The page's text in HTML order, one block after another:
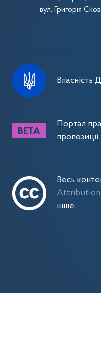
вул. Григорія
Власність
Портал
Весь
Attribution
інше.